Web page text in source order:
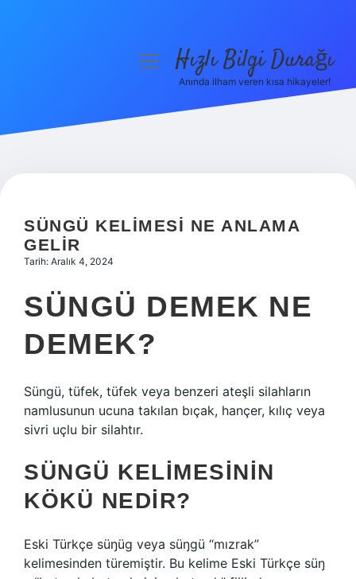
Hakkımızda
menüyüHızlı Bilgi Durağı
Anında ilham veren kısa hikayeler!
SÜNGÜ KELIMESI NE ANLAMA
GELIR
Tarih: Aralık 4, 2024
SÜNGÜ DEMEK NE
DEMEK?
Süngü, tüfek, tüfek veya benzeri ateşli silahların
namlusunun ucuna takılan bıçak, hançer, kılıç veya
sivri uçlu bir silahtır.
SÜNGÜ KELIMESININ
KÖKÜ NEDIR?
Eski Türkçe süŋüg veya süŋgü “mızrak”
kelimesinden türemiştir. Bu kelime Eski Türkçe süŋ